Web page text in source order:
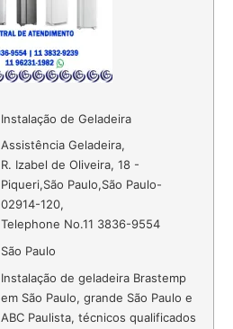
Instalação de Geladeira
Assistência Geladeira,
R. Izabel de Oliveira, 18 -
Piqueri,São Paulo,São Paulo-
02914-120,
Telephone No.11 3836-9554
São Paulo
Instalação de geladeira Brastemp
em São Paulo, grande São Paulo e
ABC Paulista, técnicos qualificados